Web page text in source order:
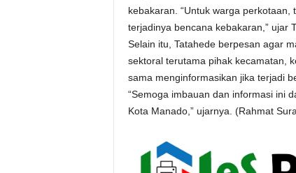
kebakaran. “Untuk warga
terjadinya bencana kebakaran,” ujar
Selain itu, Tatahede berpesan agar
sektoral terutama pihak kecamatan,
sama menginformasikan jika terjadi
“Semoga imbauan dan informasi ini
Kota Manado,” ujarnya. (Rahmat